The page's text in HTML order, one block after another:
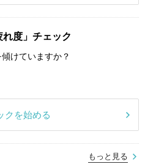
度」チェック
けていますか？
クを始める
もっと見る